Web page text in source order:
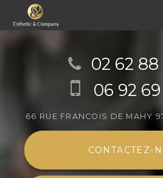
Aller
02 62 88
06 92 69
66 RUE FRANCOIS DE MAHY
CONTACTEZ-